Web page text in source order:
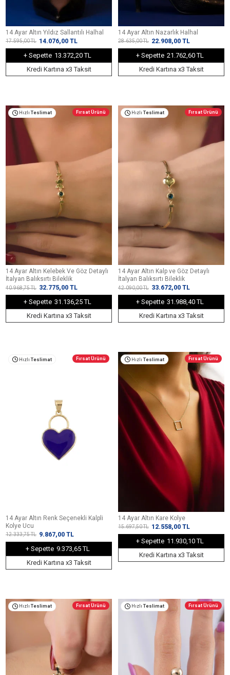
14 Ayar Altın Yıldız Sallantılı Halhal
17.595,00TL 14.076,00 TL
+ Sepette 13.372,20 TL
Kredi Kartına x3 Taksit
14 Ayar Altın Nazarlık Halhal
28.635,00TL 22.908,00 TL
+ Sepette 21.762,60 TL
Kredi Kartına x3 Taksit
Hızlı Teslimat Fırsat Ürünü
14 Ayar Altın Kelebek Ve Göz Detaylı
İtalyan Balıksırtı Bileklik
40.968,75TL 32.775,00 TL
+ Sepette 31.136,25 TL
Kredi Kartına x3 Taksit
Hızlı Teslimat Fırsat Ürünü
14 Ayar Altın Kalp ve Göz Detaylı
İtalyan Balıksırtı Bileklik
42.090,00TL 33.672,00 TL
+ Sepette 31.988,40 TL
Kredi Kartına x3 Taksit
Hızlı Teslimat Fırsat Ürünü
14 Ayar Altın Renk Seçenekli Kalpli
Kolye Ucu
12.333,75TL 9.867,00 TL
+ Sepette 9.373,65 TL
Kredi Kartına x3 Taksit
Hızlı Teslimat Fırsat Ürünü
14 Ayar Altın Kare Kolye
15.697,50TL 12.558,00 TL
+ Sepette 11.930,10 TL
Kredi Kartına x3 Taksit
Hızlı Teslimat Fırsat Ürünü Hızlı Teslimat Fırsat Ürünü